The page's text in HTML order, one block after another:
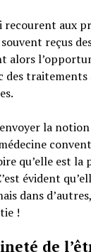
recourent aux
reçus
alors
des
la notion
qu’elle est la
évident
dans
!
de